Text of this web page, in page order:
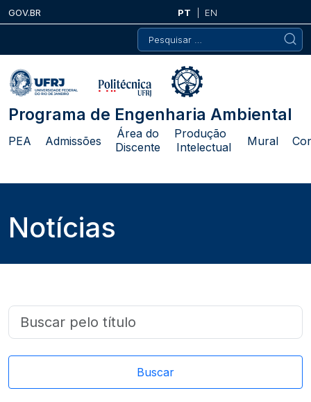
Skip
to
GOV.BR PT
EN
Pesquisar
por:
Programa de Engenharia Ambiental
PEA Admissões
Área do
Discente
Produção
Intelectual
Mural
Notícias
Buscar